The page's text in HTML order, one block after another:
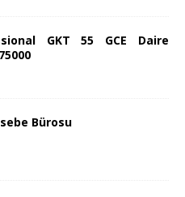
GKT 55 GCE Daire
Bürosu